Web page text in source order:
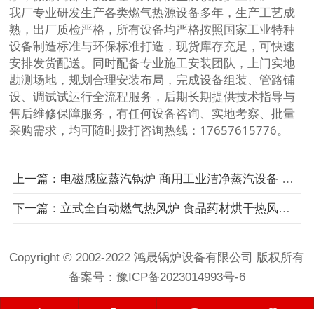
我厂专业研发生产各类燃气热源设备多年，生产工艺成
熟，出厂质检严格，所有设备均严格按照国家工业特种
设备制造标准与环保标准打造，现货库存充足，可快速
安排发货配送。同时配备专业施工安装团队，上门实地
勘测场地，规划合理安装布局，完成设备组装、管路铺
设、调试试运行全流程服务，后期长期提供技术指导与
售后维修保障服务，有任何设备咨询、实地考察、批量
采购需求，均可随时拨打咨询热线：17657615776。
上一篇：电磁感应蒸汽锅炉 商用工业洁净蒸汽设备 全自动零排放蒸汽炉
下一篇：立式全自动燃气热风炉 食品药材烘干热风设备 洁净恒温燃气热风炉
Copyright © 2002-2022 鸿晟锅炉设备有限公司 版权所有
备案号： 豫ICP备2023014993号-6